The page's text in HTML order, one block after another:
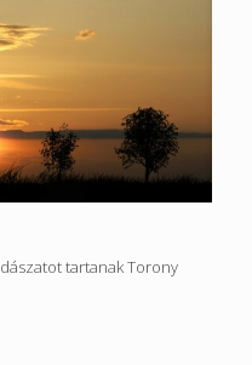
tartanak Torony